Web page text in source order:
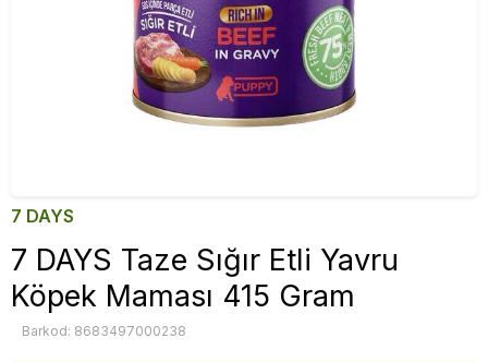
7 DAYS
7 DAYS Taze Sığır Etli Yavru
Köpek Maması 415 Gram
Barkod: 8683497000238